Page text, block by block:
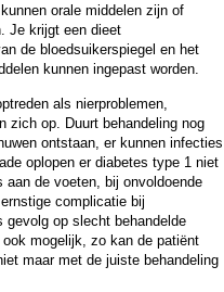
orale middelen zijn of
Je krijgt een dieet
de bloedsuikerspiegel en het
kunnen ingepast worden.
als nierproblemen,
zich op. Duurt behandeling nog
ontstaan, er kunnen infecties
oplopen er diabetes type 1 niet
de voeten, bij onvoldoende
complicatie bij
op slecht behandelde
mogelijk, zo kan de patiënt
maar met de juiste behandeling